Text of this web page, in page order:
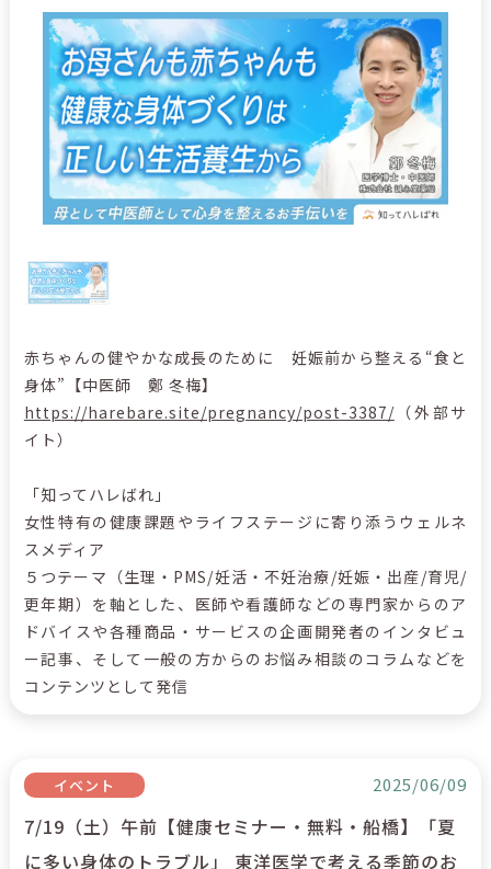
赤ちゃんの健やかな成長のために 妊娠前から整える“食と
身体”【中医師 鄭 冬梅】
https://harebare.site/pregnancy/post-3387/（外部サ
イト）
「知ってハレばれ」
女性特有の健康課題やライフステージに寄り添うウェルネ
スメディア
５つテーマ（生理・PMS/妊活・不妊治療/妊娠・出産/育児/
更年期）を軸とした、医師や看護師などの専門家からのア
ドバイスや各種商品・サービスの企画開発者のインタビュ
ー記事、そして一般の方からのお悩み相談のコラムなどを
コンテンツとして発信
イベント 2025/06/09
7/19（土）午前【健康セミナー・無料・船橋】「夏
に多い身体のトラブル」 東洋医学で考える季節のお